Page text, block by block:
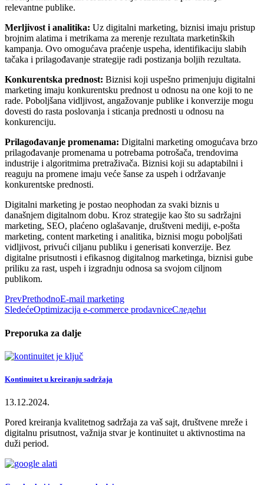
relevantne publike.
Merljivost i analitika: Uz digitalni marketing, biznisi imaju pristup
brojnim alatima i metrikama za merenje rezultata marketinških
kampanja. Ovo omogućava praćenje uspeha, identifikaciju slabih
tačaka i prilagođavanje strategije radi postizanja boljih rezultata.
Konkurentska prednost: Biznisi koji uspešno primenjuju digitalni
marketing imaju konkurentsku prednost u odnosu na one koji to ne
rade. Poboljšana vidljivost, angažovanje publike i konverzije mogu
dovesti do rasta poslovanja i sticanja prednosti u odnosu na
konkurenciju.
Prilagođavanje promenama: Digitalni marketing omogućava brzo
prilagođavanje promenama u potrebama potrošača, trendovima
industrije i algoritmima pretraživača. Biznisi koji su adaptabilni i
reaguju na promene imaju veće šanse za uspeh i održavanje
konkurentske prednosti.
Digitalni marketing je postao neophodan za svaki biznis u
današnjem digitalnom dobu. Kroz strategije kao što su sadržajni
marketing, SEO, plaćeno oglašavanje, društveni mediji, e-pošta
marketing, content marketing i analitika, biznisi mogu poboljšati
vidljivost, privući ciljanu publiku i generisati konverzije. Bez
digitalne prisutnosti i efikasnog digitalnog marketinga, biznisi gube
priliku za rast, uspeh i izgradnju odnosa sa svojom ciljnom
publikom.
PrevPrethodnoE-mail marketing
SledećeOptimizacija e-commerce prodavniceСледећи
Preporuka za dalje
Kontinuitet u kreiranju sadržaja
13.12.2024.
Pored kreiranja kvalitetnog sadržaja za vaš sajt, društvene mreže i
digitalnu prisutnost, važnija stvar je kontinuitet u aktivnostima na
duži period.